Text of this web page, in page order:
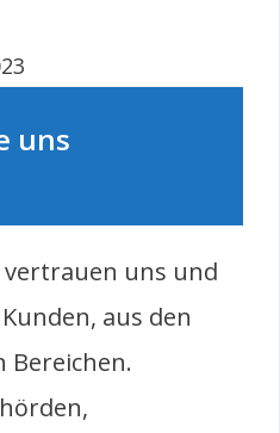
uns
vertrauen uns und
aus den
Bereichen.